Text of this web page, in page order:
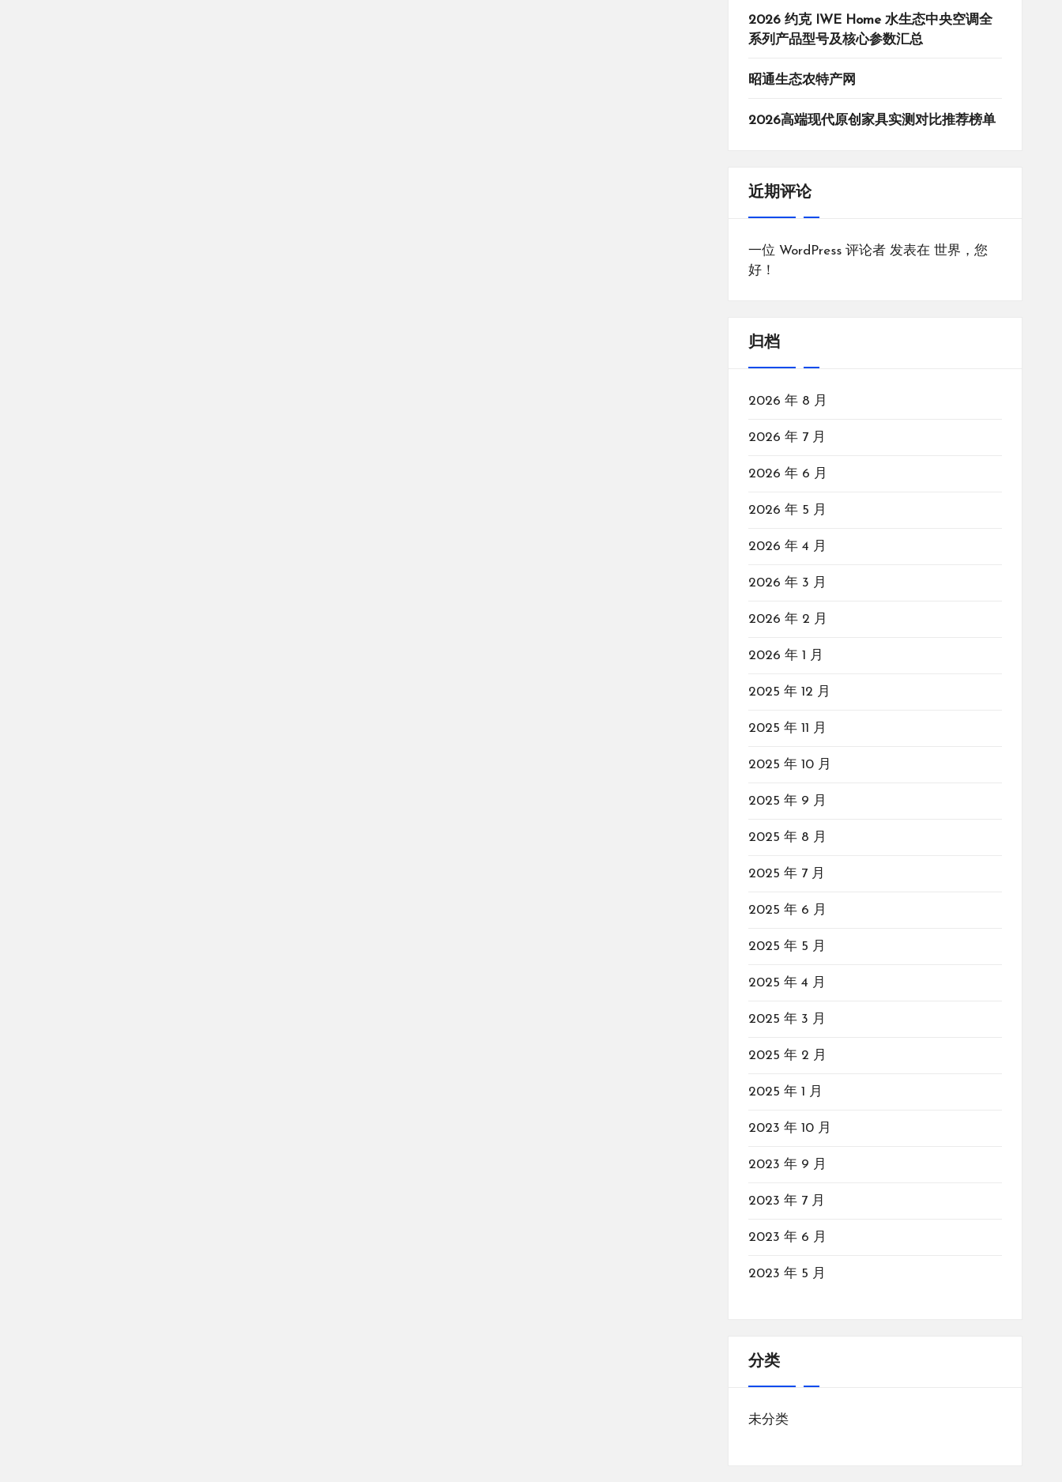
2026 约克 IWE Home 水生态中央空调全
系列产品型号及核心参数汇总
昭通生态农特产网
2026高端现代原创家具实测对比推荐榜单
近期评论
一位 WordPress 评论者发表在 世界，您
好！
归档
2026 年 8 月
2026 年 7 月
2026 年 6 月
2026 年 5 月
2026 年 4 月
2026 年 3 月
2026 年 2 月
2026 年 1 月
2025 年 12 月
2025 年 11 月
2025 年 10 月
2025 年 9 月
2025 年 8 月
2025 年 7 月
2025 年 6 月
2025 年 5 月
2025 年 4 月
2025 年 3 月
2025 年 2 月
2025 年 1 月
2023 年 10 月
2023 年 9 月
2023 年 7 月
2023 年 6 月
2023 年 5 月
分类
未分类